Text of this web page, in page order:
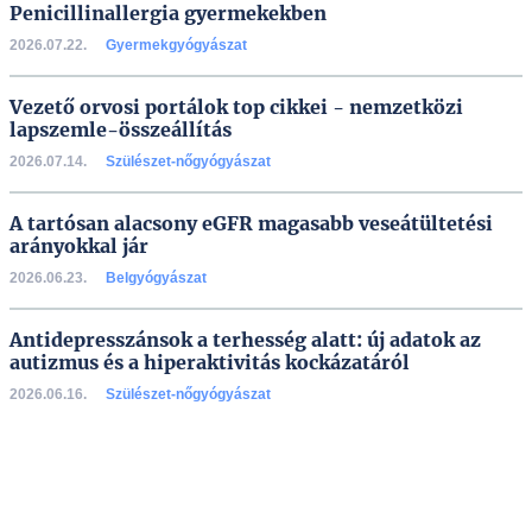
Penicillinallergia gyermekekben
2026.07.22. Gyermekgyógyászat
Vezető orvosi portálok top cikkei - nemzetközi
lapszemle-összeállítás
2026.07.14. Szülészet-nőgyógyászat
A tartósan alacsony eGFR magasabb veseátültetési
arányokkal jár
2026.06.23. Belgyógyászat
Antidepresszánsok a terhesség alatt: új adatok az
autizmus és a hiperaktivitás kockázatáról
2026.06.16. Szülészet-nőgyógyászat